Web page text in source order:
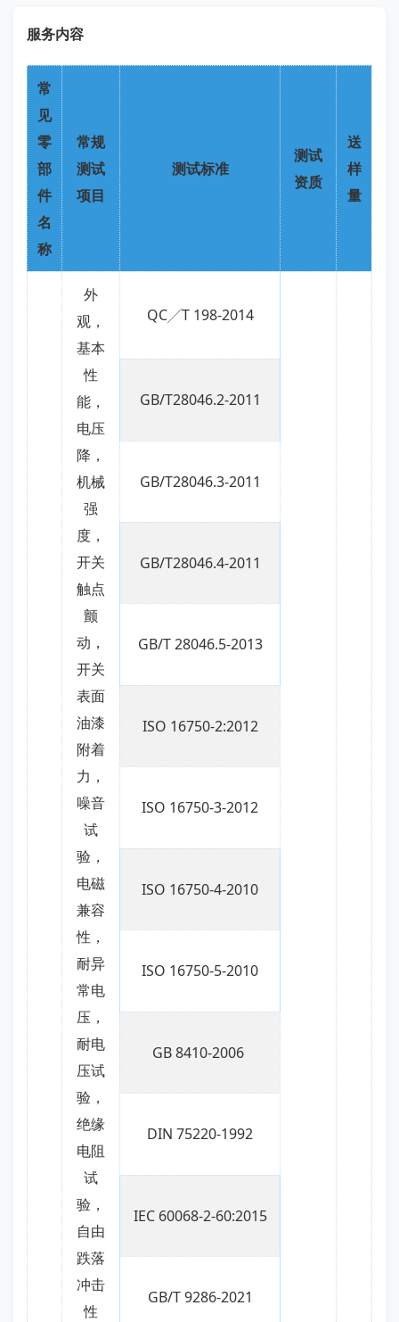
服务内容
常
见
零
部
件
名
称
常规
测试
项目
测试标准
测试
资质
送
样
量
外
观，
基本
性
能，
电压
降，
机械
强
度，
开关
触点
颤
动，
开关
表面
油漆
附着
力，
噪音
试
验，
电磁
兼容
性，
耐异
常电
压，
耐电
压试
验，
绝缘
电阻
试
验，
自由
跌落
冲击
性
QC╱T 198-2014
GB/T28046.2-2011
GB/T28046.3-2011
GB/T28046.4-2011
GB/T 28046.5-2013
ISO 16750-2:2012
ISO 16750-3-2012
ISO 16750-4-2010
ISO 16750-5-2010
GB 8410-2006
DIN 75220-1992
IEC 60068-2-60:2015
GB/T 9286-2021